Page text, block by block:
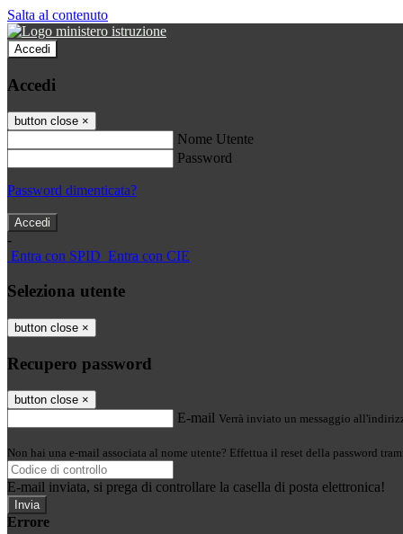
Salta al contenuto
Accedi
Accedi
button close ×
Nome Utente
Password
Password dimenticata?
-
Entra con SPID Entra con CIE
Seleziona utente
button close ×
Recupero password
button close ×
E-mail Verrà inviato un messaggio
Non hai una e-mail associata al nome utente? Effettua il reset della password
E-mail inviata, si prega di controllare la casella di posta elettronica!
Errore